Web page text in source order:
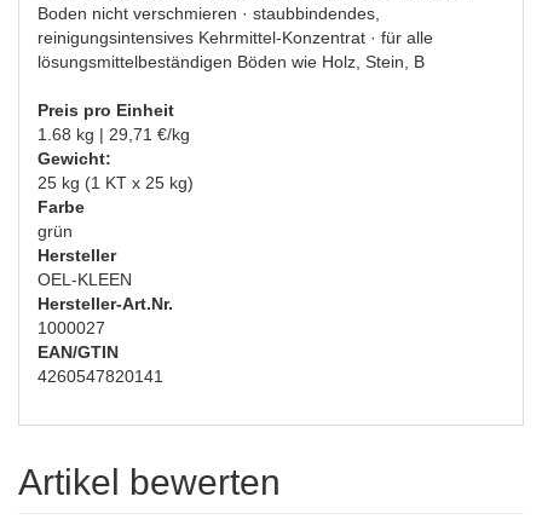
Boden nicht verschmieren · staubbindendes,
reinigungsintensives Kehrmittel-Konzentrat · für alle
lösungsmittelbeständigen Böden wie Holz, Stein, B
Preis pro Einheit
1.68 kg | 29,71 €/kg
Gewicht:
25 kg (1 KT x 25 kg)
Farbe
grün
Hersteller
OEL-KLEEN
Hersteller-Art.Nr.
1000027
EAN/GTIN
4260547820141
Artikel bewerten